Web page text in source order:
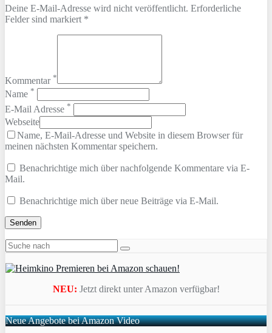
Deine E-Mail-Adresse wird nicht veröffentlicht. Erforderliche
Felder sind markiert *
Kommentar *
Name *
E-Mail Adresse *
Webseite
Name, E-Mail-Adresse und Website in diesem Browser für
meinen nächsten Kommentar speichern.
Benachrichtige mich über nachfolgende Kommentare via E-
Mail.
Benachrichtige mich über neue Beiträge via E-Mail.
NEU: Jetzt direkt unter Amazon verfügbar!
Neue Angebote bei Amazon Video